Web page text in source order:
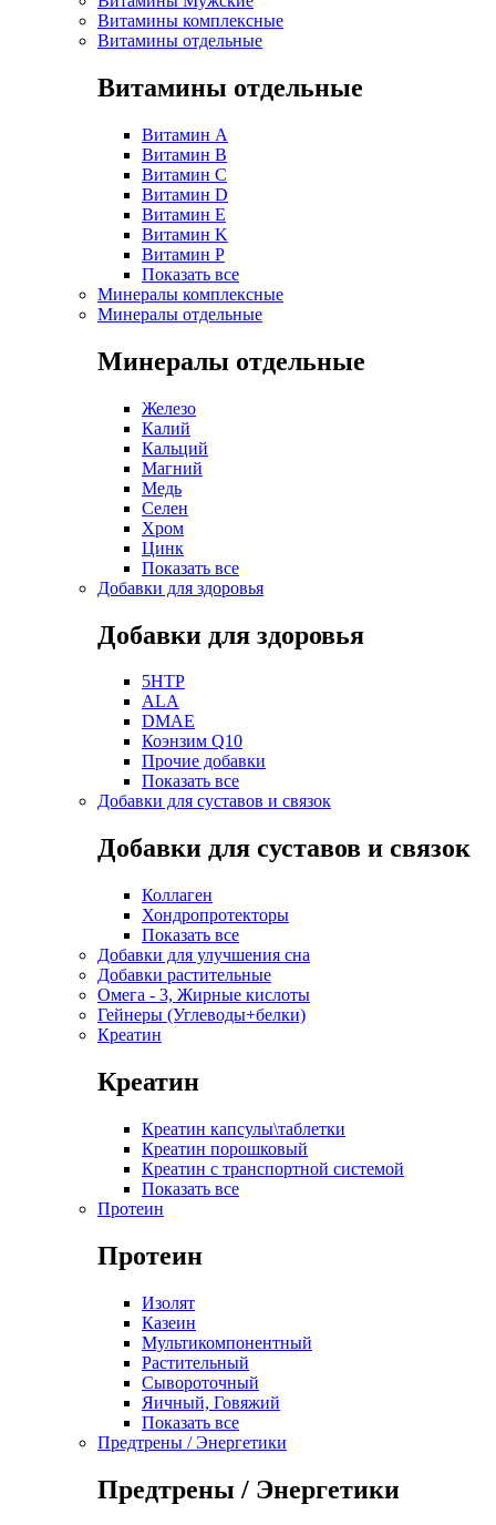
Витамины комплексные
Витамины отдельные
Витамины отдельные
Витамин A
Витамин B
Витамин C
Витамин D
Витамин E
Витамин K
Витамин P
Показать все
Минералы комплексные
Минералы отдельные
Минералы отдельные
Железо
Калий
Кальций
Магний
Медь
Селен
Хром
Цинк
Показать все
Добавки для здоровья
Добавки для здоровья
5HTP
ALA
DMAE
Коэнзим Q10
Прочие добавки
Показать все
Добавки для суставов и связок
Добавки для суставов и связок
Коллаген
Хондропротекторы
Показать все
Добавки для улучшения сна
Добавки растительные
Омега - 3, Жирные кислоты
Гейнеры (Углеводы+белки)
Креатин
Креатин
Креатин капсулы\таблетки
Креатин порошковый
Креатин с транспортной системой
Показать все
Протеин
Протеин
Изолят
Казеин
Мультикомпонентный
Растительный
Сывороточный
Яичный, Говяжий
Показать все
Предтрены / Энергетики
Предтрены / Энергетики